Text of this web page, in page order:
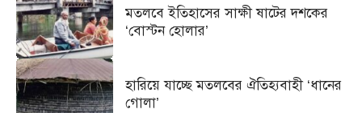
মতলবে ইতিহাসের সাক্ষী ষাটের দশকের
‘বোস্টন হোলার’
হারিয়ে যাচ্ছে মতলবের ঐতিহ্যবাহী ‘ধানের
গোলা’